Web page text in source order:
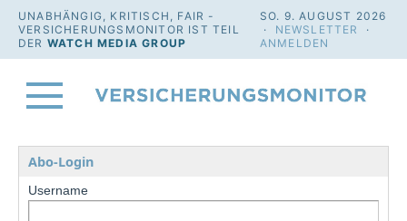
UNABHÄNGIG, KRITISCH, FAIR -
VERSICHERUNGSMONITOR IST TEIL
DER WATCH MEDIA GROUP
SO. 9. AUGUST 2026
· NEWSLETTER
·
ANMELDEN
Abo-Login
Username